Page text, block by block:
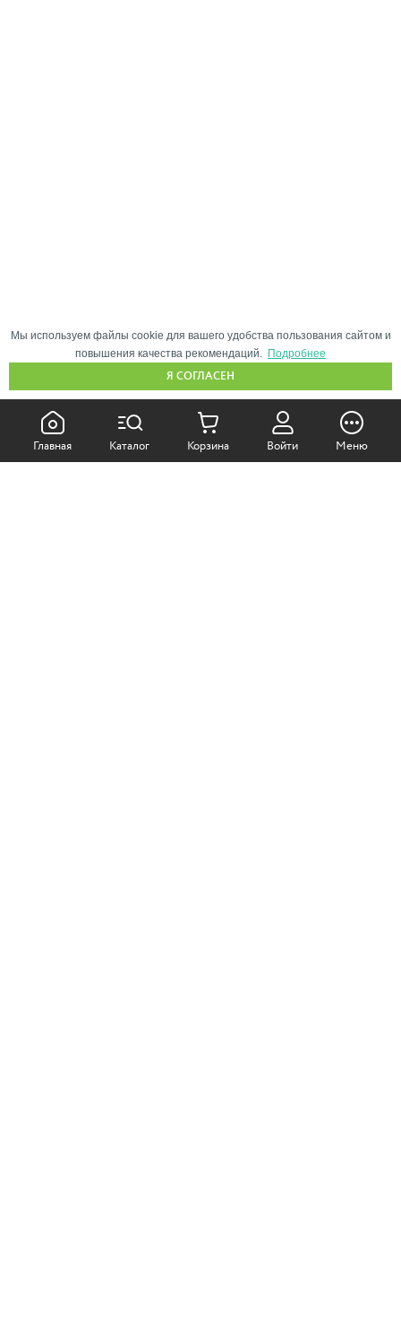
КАК ПОКУПАТЬ:
Главная Каталог Корзина Войти Меню
Мы используем файлы cookie для вашего удобства пользования сайтом и
повышения качества рекомендаций.
Подробнее
Я СОГЛАСЕН